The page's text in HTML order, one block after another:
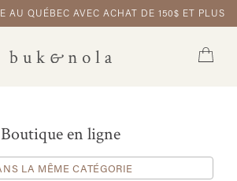
AU QUÉBEC AVEC ACHAT DE 150$ ET PLUS
Boutique en ligne
LA MÊME CATÉGORIE